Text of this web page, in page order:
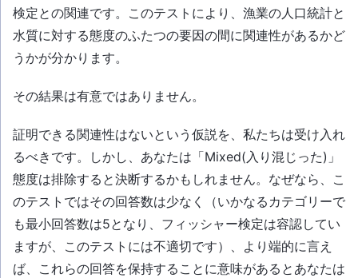
検定との関連です。このテストにより、漁業の人口統計と
水質に対する態度のふたつの要因の間に関連性があるかど
うかが分かります。
その結果は有意ではありません。
証明できる関連性はないという仮説を、私たちは受け入れ
るべきです。しかし、あなたは「Mixed(入り混じった)」
態度は排除すると決断するかもしれません。なぜなら、こ
のテストではその回答数は少なく（いかなるカテゴリーで
も最小回答数は5となり、フィッシャー検定は容認してい
ますが、このテストには不適切です）、より端的に言え
ば、これらの回答を保持することに意味があるとあなたは